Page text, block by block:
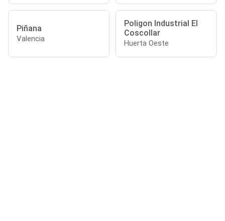
Piñana
Valencia
Poligon Industrial El
Coscollar
Huerta Oeste